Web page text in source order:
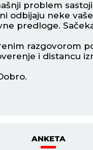
problem
odbijaju neke
predloge.
razgovorom
i distancu
ANKETA